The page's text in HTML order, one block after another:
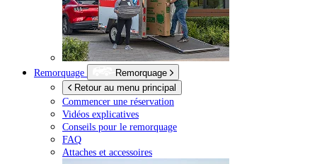
Remorquage
Remorquage
Retour au menu principal
Commencer une réservation
Vidéos explicatives
Conseils pour le remorquage
FAQ
Attaches et accessoires